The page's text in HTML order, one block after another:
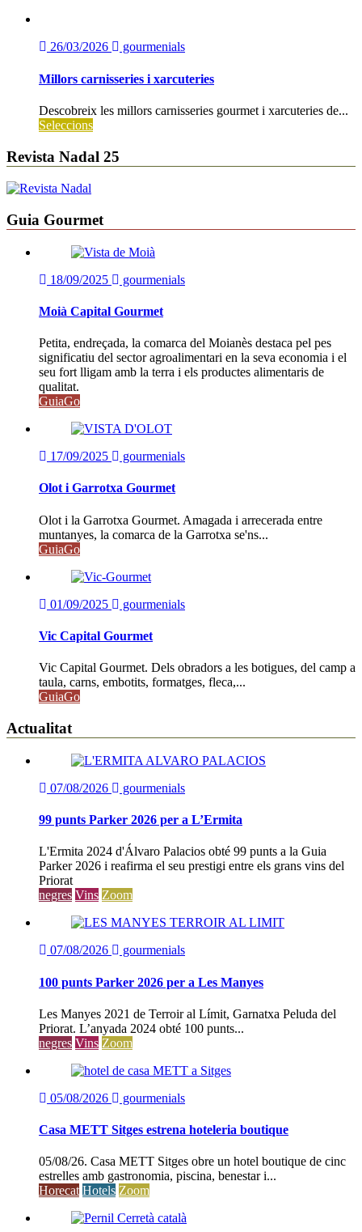
26/03/2026 gourmenials
Millors carnisseries i xarcuteries
Descobreix les millors carnisseries gourmet i xarcuteries de...
Seleccions
Revista Nadal 25
Guia Gourmet
18/09/2025 gourmenials
Moià Capital Gourmet
Petita, endreçada, la comarca del Moianès destaca pel pes
significatiu del sector agroalimentari en la seva economia i el
seu fort lligam amb la terra i els productes alimentaris de
qualitat.
GuiaGo
17/09/2025 gourmenials
Olot i Garrotxa Gourmet
Olot i la Garrotxa Gourmet. Amagada i arrecerada entre
muntanyes, la comarca de la Garrotxa se'ns...
GuiaGo
01/09/2025 gourmenials
Vic Capital Gourmet
Vic Capital Gourmet. Dels obradors a les botigues, del camp a
taula, carns, embotits, formatges, fleca,...
GuiaGo
Actualitat
07/08/2026 gourmenials
99 punts Parker 2026 per a L’Ermita
L'Ermita 2024 d'Álvaro Palacios obté 99 punts a la Guia
Parker 2026 i reafirma el seu prestigi entre els grans vins del
Priorat
negres Vins Zoom
07/08/2026 gourmenials
100 punts Parker 2026 per a Les Manyes
Les Manyes 2021 de Terroir al Límit, Garnatxa Peluda del
Priorat. L’anyada 2024 obté 100 punts...
negres Vins Zoom
05/08/2026 gourmenials
Casa METT Sitges estrena hoteleria boutique
05/08/26. Casa METT Sitges obre un hotel boutique de cinc
estrelles amb gastronomia, piscina, benestar i...
Horecat Hotels Zoom